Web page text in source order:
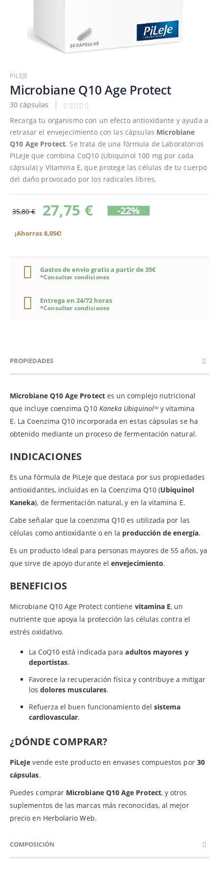
al
comienzo
de
la
galería
imágenes
PILEJE
Microbiane Q10 Age Protect
30 cápsulas
Recarga tu organismo con un efecto antioxidante y ayuda a
retrasar el envejecimiento con las cápsulas Microbiane
Q10 Age Protect. Se trata de una fórmula de Laboratorios
PiLeJe que combina CoQ10 (Ubiquinol 100 mg por cada
cápsula) y Vitamina E, que protege las células de tu cuerpo
del daño provocado por los radicales libres.
35,80 € 27,75 € -22%
¡Ahorras 8,05€!
Gastos de envío gratis a partir de 35€
*Consultar condiciones
Entrega en 24/72 horas
*Consultar condiciones
PROPIEDADES
Microbiane Q10 Age Protect es un complejo nutricional
que incluye coenzima Q10 Kaneka UbiquinolTM y vitamina
E. La Coenzima Q10 incorporada en estas cápsulas se ha
obtenido mediante un proceso de fermentación natural.
INDICACIONES
Es una fórmula de PiLeJe que destaca por sus propiedades
antioxidantes, incluidas en la Coenzima Q10 (Ubiquinol
Kaneka), de fermentación natural, y en la vitamina E.
Cabe señalar que la coenzima Q10 es utilizada por las
células como antioxidante o en la producción de energía.
Es un producto ideal para personas mayores de 55 años, ya
que sirve de apoyo durante elenvejecimiento.
BENEFICIOS
Microbiane Q10 Age Protect contiene vitamina E, un
nutriente que apoya la protección las células contra el
estrés oxidativo.
La CoQ10 está indicada paraadultos mayores y
deportistas.
Favorece la recuperación física y contribuye a mitigar
los dolores musculares.
Refuerza el buen funcionamiento delsistema
cardiovascular.
¿DÓNDE COMPRAR?
PiLeJe vende este producto en envases compuestos por 30
cápsulas.
Puedes comprar Microbiane Q10 Age Protect, y otros
suplementos de las marcas más reconocidas, al mejor
precio en Herbolario Web.
COMPOSICIÓN